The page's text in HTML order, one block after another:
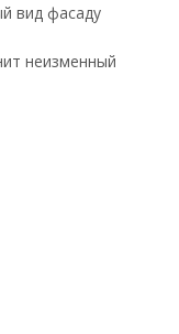
вид фасаду
неизменный